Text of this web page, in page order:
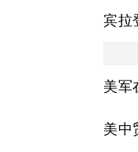
宾拉
美军
美中